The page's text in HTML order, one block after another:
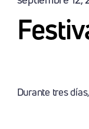
Durante tres